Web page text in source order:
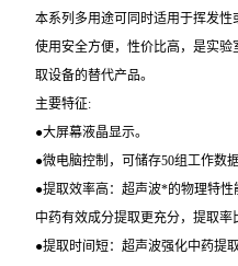
本系列多用途可同时适用于挥发性
使用安全方便，性价比高，是实
取设备的替代产品。
主要特征:
●大屏幕液晶显示。
●微电脑控制，可储存50组工作数据
●提取效率高：超声波*的物理特
中药有效成分提取更充分，提取
●提取时间短：超声波强化中药提